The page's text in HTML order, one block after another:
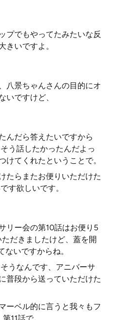
プでもやってたみたいな反
きいですよ。
八景ちゃんさんの目的にオ
いですけど、
んだら答えたいですから
う話したかったんだよっ
けてくれたということで。
たらまたお便りいただけた
す欲しいです。
リー会の第10話はお便り5
だきましたけど、蓋を開
ないですからね。
うなんです、アニバーサ
普段から送っていただけた
ーベル的に言うと我々もフ